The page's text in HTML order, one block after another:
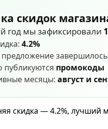
скидок
год мы зафиксировали
4.2%
завершилось
публикуются промокоды
месяцы: август и
скидка — 4.2%, лучший